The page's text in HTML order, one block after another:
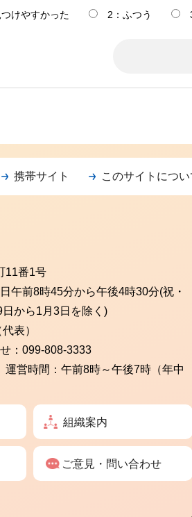
けやすかった 2：ふつう
携帯サイト このサイトについ
11番1号
午前8時45分から午後4時30分(祝・
から1月3日を除く)
表）
： 099-808-3333
運営時間：午前8時～午後7時（年中
組織案内
ご意見・問い合わせ